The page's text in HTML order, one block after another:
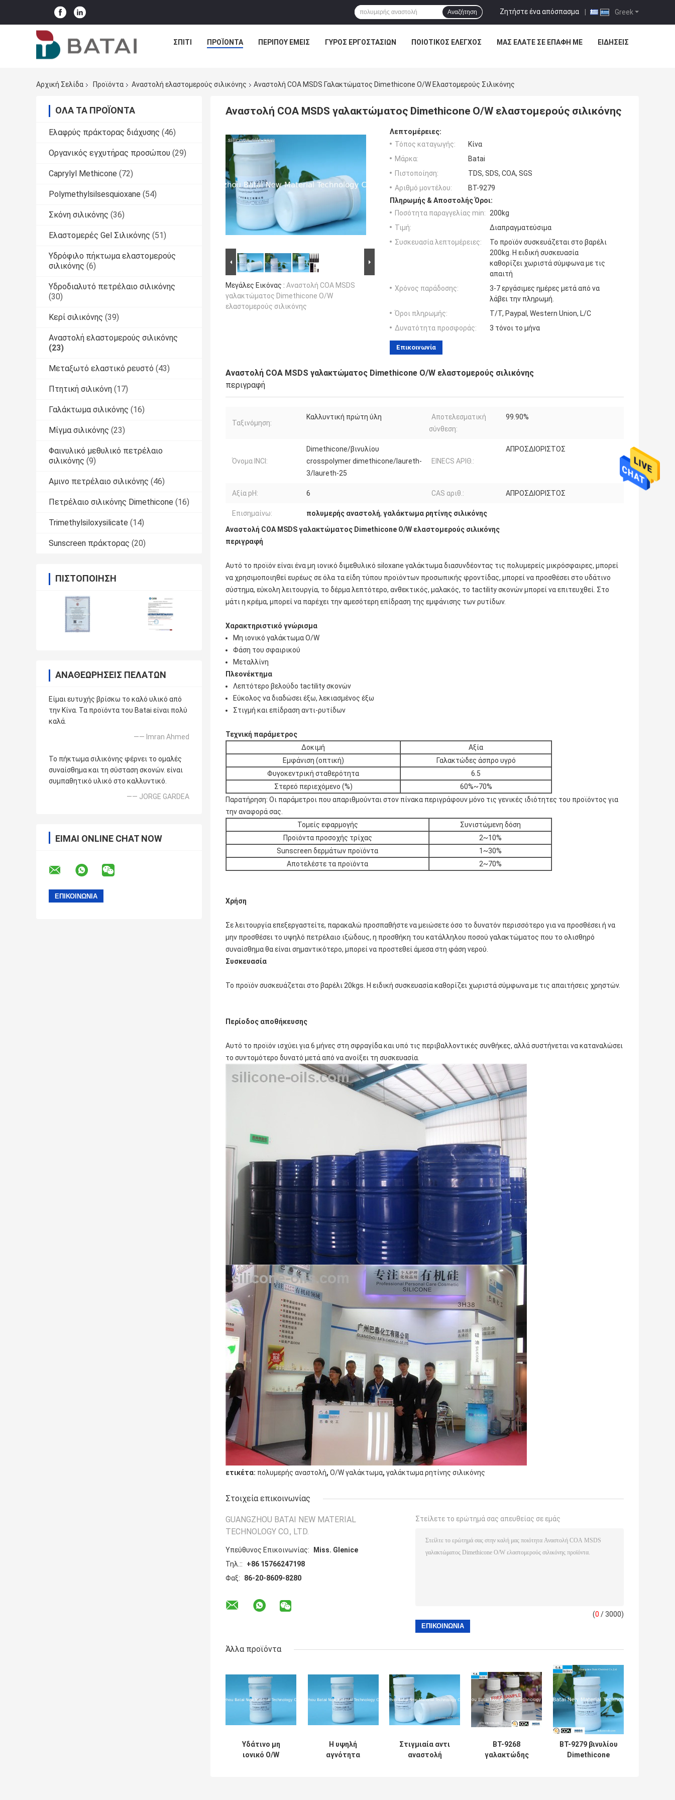
Greek
Ζητήστε ένα απόσπασμα |
Αναζήτηση
ΣΠΊΤΙ ΠΡΟΪΌΝΤΑ ΠΕΡΊΠΟΥ ΕΜΕΊΣ ΓΎΡΟΣ ΕΡΓΟΣΤΑΣΊΩΝ ΠΟΙΟΤΙΚΌΣ ΈΛΕΓΧΟΣ ΜΑΣ ΕΛΆΤΕ ΣΕ ΕΠΑΦΉ ΜΕ ΕΙΔΉΣΕΙΣ
Αρχική Σελίδα Προϊόντα Αναστολή ελαστομερούς σιλικόνης Αναστολή COA MSDS Γαλακτώματος Dimethicone O/W Ελαστομερούς Σιλικόνης
ΌΛΑ ΤΑ ΠΡΟΪΌΝΤΑ
Ελαφρύς πράκτορας διάχυσης (46)
Οργανικός εγχυτήρας προσώπου (29)
Caprylyl Methicone (72)
Polymethylsilsesquioxane (54)
Σκόνη σιλικόνης (36)
Ελαστομερές Gel Σιλικόνης (51)
Υδρόφιλο πήκτωμα ελαστομερούς
σιλικόνης (6)
Υδροδιαλυτό πετρέλαιο σιλικόνης
(30)
Κερί σιλικόνης (39)
Αναστολή ελαστομερούς σιλικόνης
(23)
Μεταξωτό ελαστικό ρευστό (43)
Πτητική σιλικόνη (17)
Γαλάκτωμα σιλικόνης (16)
Μίγμα σιλικόνης (23)
Φαινυλικό μεθυλικό πετρέλαιο
σιλικόνης (9)
Αμινο πετρέλαιο σιλικόνης (46)
Πετρέλαιο σιλικόνης Dimethicone (16)
Trimethylsiloxysilicate (14)
Sunscreen πράκτορας (20)
ΠΙΣΤΟΠΟΊΗΣΗ
ΑΝΑΘΕΩΡΉΣΕΙΣ ΠΕΛΑΤΏΝ
Είμαι ευτυχής βρίσκω το καλό υλικό από
την Κίνα. Τα προϊόντα του Batai είναι πολύ
καλά.
—— Imran Ahmed
Το πήκτωμα σιλικόνης φέρνει το ομαλές
συναίσθημα και τη σύσταση σκονών. είναι
συμπαθητικό υλικό στο καλλυντικό.
—— JORGE GARDEA
ΕΊΜΑΙ ONLINE CHAT NOW
Αναστολή COA MSDS γαλακτώματος Dimethicone O/W ελαστομερούς σιλικόνης
Μεγάλες Εικόνας : Αναστολή COA MSDS
γαλακτώματος Dimethicone O/W
ελαστομερούς σιλικόνης
Λεπτομέρειες:
Τόπος καταγωγής:
Κίνα
Μάρκα:
Batai
Πιστοποίηση:
TDS, SDS, COA, SGS
Αριθμό μοντέλου:
BT-9279
Πληρωμής & Αποστολής Όροι:
Ποσότητα παραγγελίας min: 200kg
Τιμή:
Διαπραγματεύσιμα
Συσκευασία λεπτομέρειες:
Το προϊόν συσκευάζεται στο βαρέλι
200kg. Η ειδική συσκευασία
καθορίζει χωριστά σύμφωνα με τις
απαιτή
Χρόνος παράδοσης:
3-7 εργάσιμες ημέρες μετά από να
λάβει την πληρωμή.
Όροι πληρωμής:
T/T, Paypal, Western Union, L/C
Δυνατότητα προσφοράς:
3 τόνοι το μήνα
Επικοινωνία
Αναστολή COA MSDS γαλακτώματος Dimethicone O/W ελαστομερούς σιλικόνης
περιγραφή
Ταξινόμηση:
Καλλυντική πρώτη ύλη
Αποτελεσματική
σύνθεση:
99.90%
Όνομα INCI:
Dimethicone/βινυλίου
crosspolymer dimethicone/laureth-
3/laureth-25
EINECS ΑΡΙΘ.:
ΑΠΡΟΣΔΙΟΡΙΣΤΟΣ
Αξία pH: 6 CAS αριθ.: ΑΠΡΟΣΔΙΟΡΙΣΤΟΣ
Επισημαίνω: πολυμερής αναστολή, γαλάκτωμα ρητίνης σιλικόνης
Αναστολή COA MSDS γαλακτώματος Dimethicone O/W ελαστομερούς σιλικόνης
περιγραφή
Αυτό το προϊόν είναι ένα μη ιονικό διμεθυλικό siloxane γαλάκτωμα διασυνδέοντας τις πολυμερείς μικρόσφαιρες, μπορεί
να χρησιμοποιηθεί ευρέως σε όλα τα είδη τύπου προϊόντων προσωπικής φροντίδας, μπορεί να προσθέσει στο υδάτινο
σύστημα, εύκολη λειτουργία, το δέρμα λεπτότερο, ανθεκτικός, μαλακός, το tactility σκονών μπορεί να επιτευχθεί. Στο
μάτι η κρέμα, μπορεί να παρέχει την αμεσότερη επίδραση της εμφάνισης των ρυτίδων.
Χαρακτηριστικό γνώρισμα
Μη ιονικό γαλάκτωμα O/W
Φάση του σφαιρικού
Μεταλλίνη
Πλεονέκτημα
Λεπτότερο βελούδο tactility σκονών
Εύκολος να διαδώσει έξω, λεκιασμένος έξω
Στιγμή και επίδραση αντι-ρυτίδων
Τεχνική παράμετρος
Δοκιμή
Αξία
Εμφάνιση (οπτική)
Γαλακτώδες άσπρο υγρό
Φυγοκεντρική σταθερότητα
6.5
Στερεό περιεχόμενο (%)
60%~70%
Παρατήρηση: Οι παράμετροι που απαριθμούνται στον πίνακα περιγράφουν μόνο τις γενικές ιδιότητες του προϊόντος για
την αναφορά σας.
Τομείς εφαρμογής
Συνιστώμενη δόση
Προϊόντα προσοχής τρίχας
2~10%
Sunscreen δερμάτων προϊόντα
1~30%
Αποτελέστε τα προϊόντα
2~70%
Χρήση
Σε λειτουργία επεξεργαστείτε, παρακαλώ προσπαθήστε να μειώσετε όσο το δυνατόν περισσότερο για να προσθέσει ή να
μην προσθέσει το υψηλό πετρέλαιο ιξώδους, η προσθήκη του κατάλληλου ποσού γαλακτώματος που το ολισθηρό
συναίσθημα θα είναι σημαντικότερο, μπορεί να προστεθεί άμεσα στη φάση νερού.
Συσκευασία
Το προϊόν συσκευάζεται στο βαρέλι 20kgs. Η ειδική συσκευασία καθορίζει χωριστά σύμφωνα με τις απαιτήσεις χρηστών.
Περίοδος αποθήκευσης
Αυτό το προϊόν ισχύει για 6 μήνες στη σφραγίδα και υπό τις περιβαλλοντικές συνθήκες, αλλά συστήνεται να καταναλώσει
το συντομότερο δυνατό μετά από να ανοίξει τη συσκευασία.
ετικέτα: πολυμερής αναστολή, O/W γαλάκτωμα, γαλάκτωμα ρητίνης σιλικόνης
Στοιχεία επικοινωνίας
GUANGZHOU BATAI NEW MATERIAL
TECHNOLOGY CO., LTD.
Υπεύθυνος Επικοινωνίας:
Miss. Glenice
Τηλ.::
+86 15766247198
Φαξ:
86-20-8609-8280
Στείλετε το ερώτημά σας απευθείας σε εμάς
(0 / 3000)
Άλλα προϊόντα
Υδάτινο μη
ιονικό O/W
Η υψηλή
αγνότητα
Στιγμιαία αντι
αναστολή
BT-9268
γαλακτώδης
BT-9279 βινυλίου
Dimethicone